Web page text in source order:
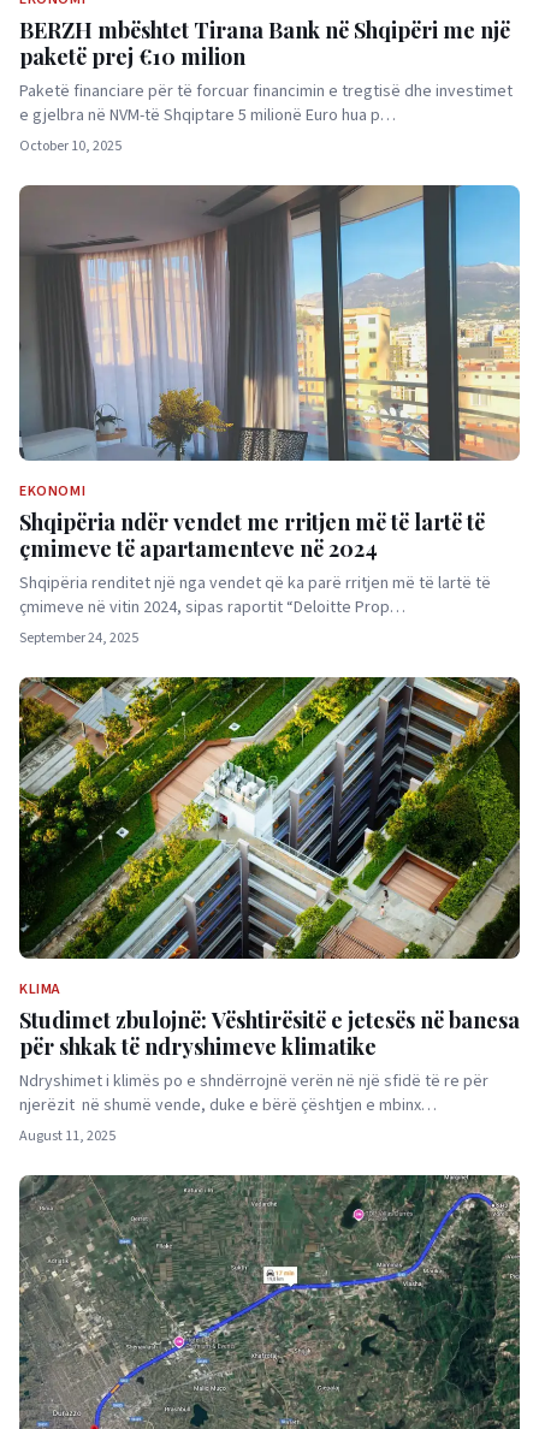
BERZH mbështet Tirana Bank në Shqipëri me një
paketë prej €10 milion
Paketë financiare për të forcuar financimin e tregtisë dhe investimet
e gjelbra në NVM-të Shqiptare 5 milionë Euro hua p…
October 10, 2025
EKONOMI
Shqipëria ndër vendet me rritjen më të lartë të
çmimeve të apartamenteve në 2024
Shqipëria renditet një nga vendet që ka parë rritjen më të lartë të
çmimeve në vitin 2024, sipas raportit “Deloitte Prop…
September 24, 2025
KLIMA
Studimet zbulojnë: Vështirësitë e jetesës në banesa
për shkak të ndryshimeve klimatike
Ndryshimet i klimës po e shndërrojnë verën në një sfidë të re për
njerëzit në shumë vende, duke e bërë çështjen e mbinx…
August 11, 2025